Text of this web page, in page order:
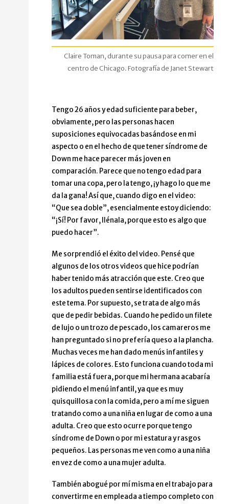
Claire Toman, durante su pausa para comer en el
centro de Chicago. Fotografía de Janet Stewart
Tengo 26 años y edad suficiente para beber,
obviamente, pero las personas hacen
suposiciones equivocadas basándose en mi
aspecto o en el hecho de que tener síndrome de
Down me hace parecer más joven en
comparación. Parece que no tengo edad para
tomar una copa, pero la tengo, ¡y hago lo que me
da la gana! Así que, cuando digo en el video:
“Que sea doble”, esencialmente estoy diciendo:
“¡Sí! Por favor, llénala, porque esto es algo que
puedo hacer”.
Me sorprendió el éxito del video. Pensé que
algunos de los otros videos que hice podrían
haber tenido más atracción que este. Creo que
los adultos pueden sentirse identificados con
este tema. Por supuesto, se trata de algo más
que de pedir bebidas. Cuando he pedido un filete
de lujo o un trozo de pescado, los camareros me
han preguntado si no prefería queso a la plancha.
Muchas veces me han dado menús infantiles y
lápices de colores. Esto funciona cuando toda mi
familia está fuera, porque mi hermana acabaría
pidiendo el menú infantil, ya que es muy
quisquillosa con la comida, pero a mí me siguen
tratando como a una niña en lugar de como a una
adulta. Creo que esto ocurre porque tengo
síndrome de Down o por mi estatura y rasgos
pequeños. Las personas me ven como a una niña
en vez de como a una mujer adulta.
También abogué por mí misma en el trabajo para
convertirme en empleada a tiempo completo con